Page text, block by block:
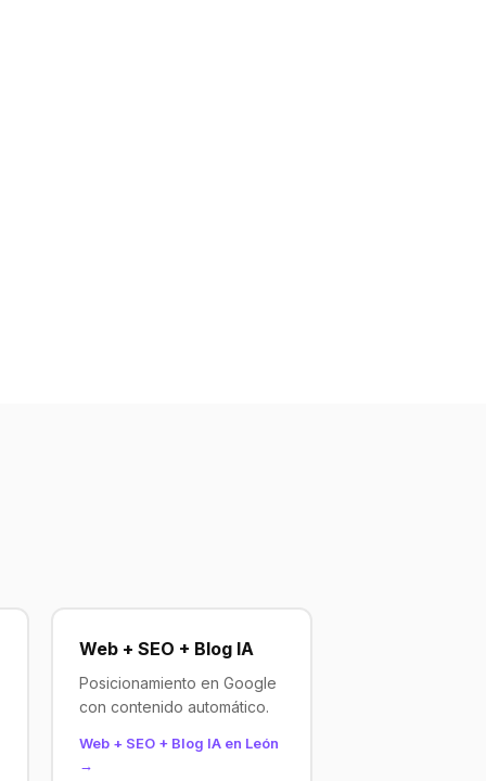
Web + SEO + Blog IA
Posicionamiento en Google
con contenido automático.
Web + SEO + Blog IA en León
→